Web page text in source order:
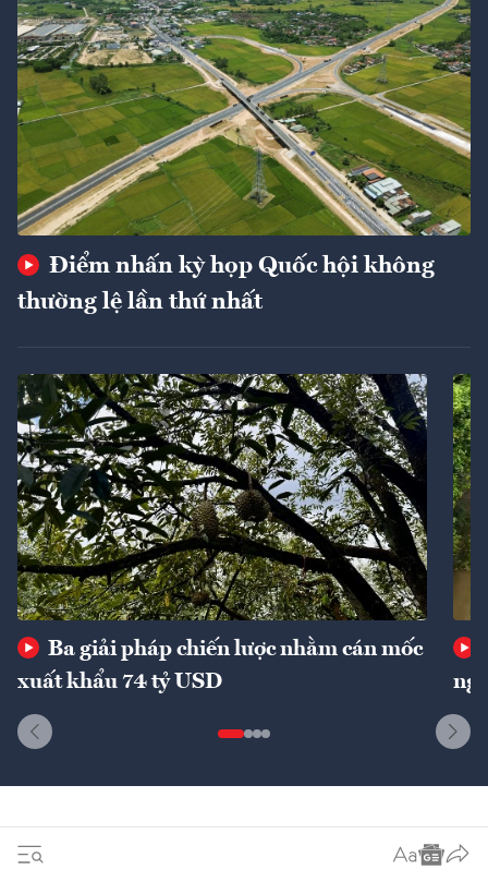
Điểm nhấn kỳ họp Quốc hội không
thường lệ lần thứ nhất
Ba giải pháp chiến lược nhằm cán mốc
xuất khẩu 74 tỷ USD